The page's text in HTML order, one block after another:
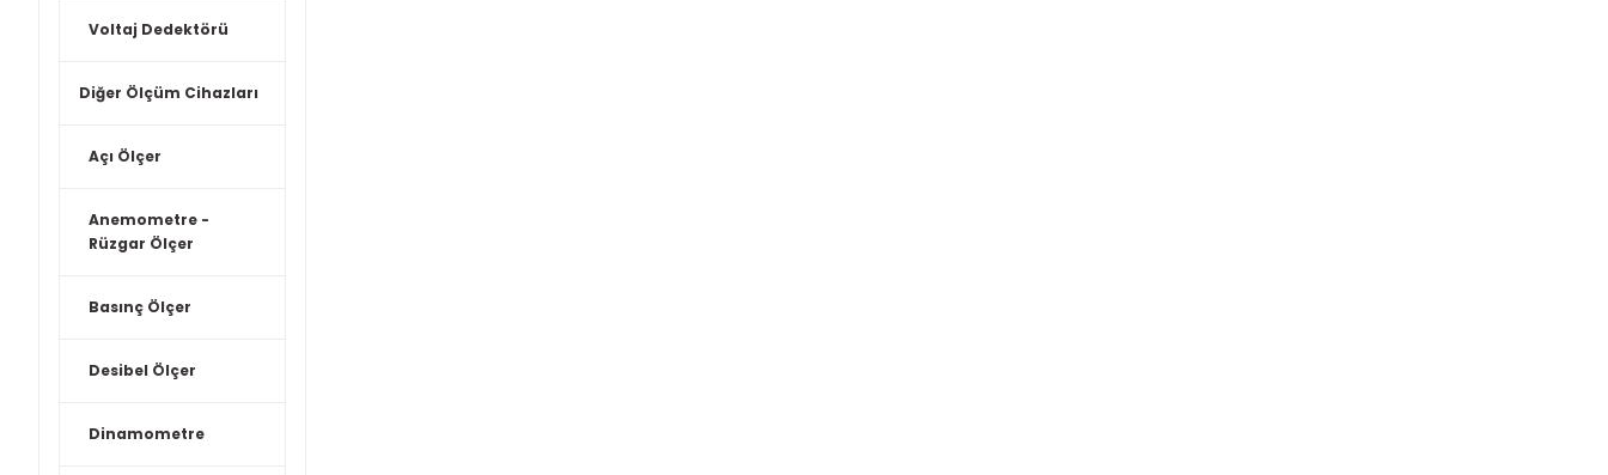
Voltaj Dedektörü
Diğer Ölçüm Cihazları
Açı Ölçer
Anemometre -
Rüzgar Ölçer
Basınç Ölçer
Desibel Ölçer
Dinamometre